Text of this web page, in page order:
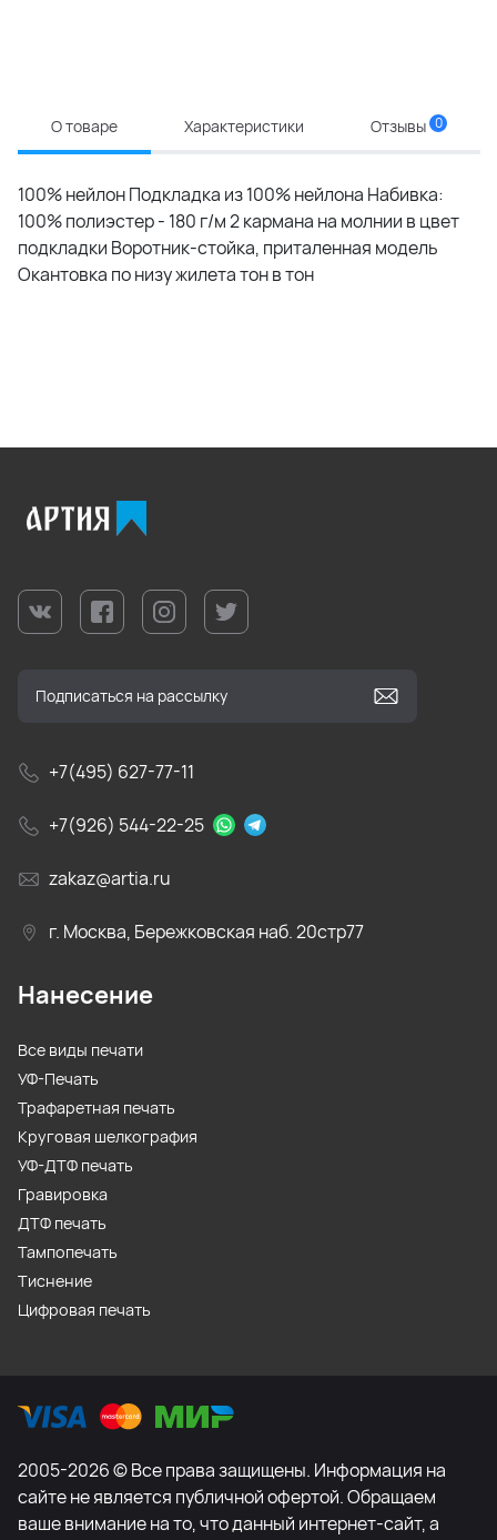
О товаре Характеристики Отзывы 0
100% нейлон Подкладка из 100% нейлона Набивка:
100% полиэстер - 180 г/м 2 кармана на молнии в цвет
подкладки Воротник-стойка, приталенная модель
Окантовка по низу жилета тон в тон
+7(495) 627-77-11
+7(926) 544-22-25
zakaz@artia.ru
г. Москва, Бережковская наб. 20стр77
Нанесение
Все виды печати
УФ-Печать
Трафаретная печать
Круговая шелкография
УФ-ДТФ печать
Гравировка
ДТФ печать
Тампопечать
Тиснение
Цифровая печать
2005-2026 © Все права защищены. Информация на
сайте не является публичной офертой. Обращаем
ваше внимание на то, что данный интернет-сайт, а